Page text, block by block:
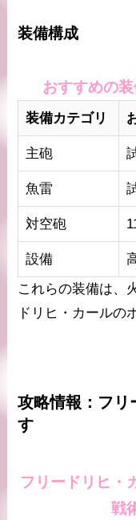
装備構成
おすすめの
装備カテゴリ
主砲
魚雷
対空砲
設備
これらの装備は、
ドリヒ・カールの
攻略情報：フリ
す
フリードリヒ・
戦